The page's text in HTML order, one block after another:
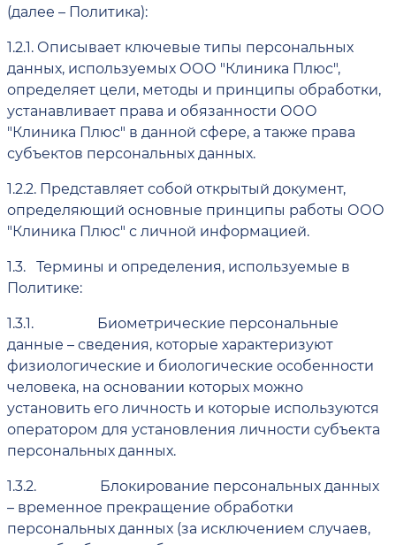
(далее – Политика):
1.2.1. Описывает ключевые типы персональных
данных, используемых ООО "Клиника Плюс",
определяет цели, методы и принципы обработки,
устанавливает права и обязанности ООО
"Клиника Плюс" в данной сфере, а также права
субъектов персональных данных.
1.2.2. Представляет собой открытый документ,
определяющий основные принципы работы ООО
"Клиника Плюс" с личной информацией.
1.3. Термины и определения, используемые в
Политике:
1.3.1.
Биометрические персональные
данные – сведения, которые характеризуют
физиологические и биологические особенности
человека, на основании которых можно
установить его личность и которые используются
оператором для установления личности субъекта
персональных данных.
1.3.2.
Блокирование персональных данных
– временное прекращение обработки
персональных данных (за исключением случаев,